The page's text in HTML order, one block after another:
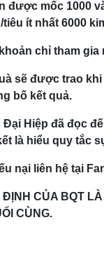
được mốc 1000
tiêu ít nhất 6000
chỉ tham gia
sẽ được trao
bố kết quả.
Đại Hiệp đã đọc
là hiểu quy tắc
nại liên hệ tại
ĐỊNH CỦA BQT
CÙNG.